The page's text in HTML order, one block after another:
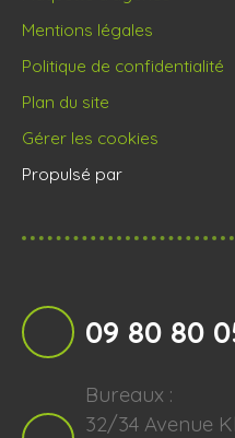
Mentions légales
Politique de confidentialité
Plan du site
Gérer les cookies
Propulsé par
09 80 80
Bureaux :
32/34 Avenue